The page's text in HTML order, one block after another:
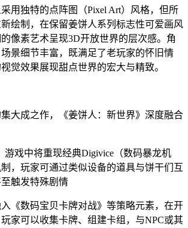
用独特的点阵图（Pixel Art）风格，但所
绘制，在保留姜饼人系列标志性可爱画风
像素艺术呈现3D开放世界的层次感。角
景细节丰富，既满足了老玩家的怀旧情
觉效果展现甜点世界的宏大与精致。
大成之作，《姜饼人：新世界》深度融合
游戏中将重现经典Digivice（数码暴龙机
，玩家可通过类似设备的道具与饼干们互
触发特殊剧情
《数码宝贝卡牌对战》等策略元素，在开
家可以收集卡牌、组建卡组，与NPC或其